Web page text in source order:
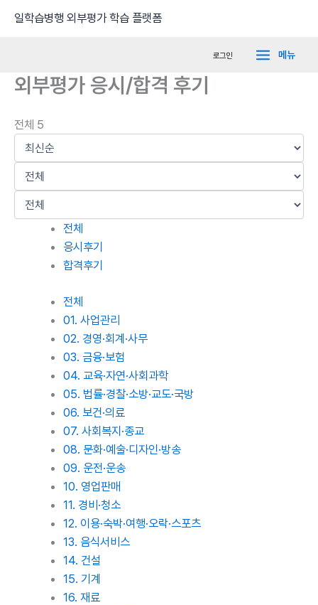
일학습병행 외부평가 학습 플랫폼
로그인
Menu
메뉴
외부평가 응시/합격 후기
전체 5
전체
응시후기
합격후기
전체
01. 사업관리
02. 경영·회계·사무
03. 금융·보험
04. 교육·자연·사회과학
05. 법률·경찰·소방·교도·국방
06. 보건·의료
07. 사회복지·종교
08. 문화·예술·디자인·방송
09. 운전·운송
10. 영업판매
11. 경비·청소
12. 이용·숙박·여행·오락·스포츠
13. 음식서비스
14. 건설
15. 기계
16. 재료